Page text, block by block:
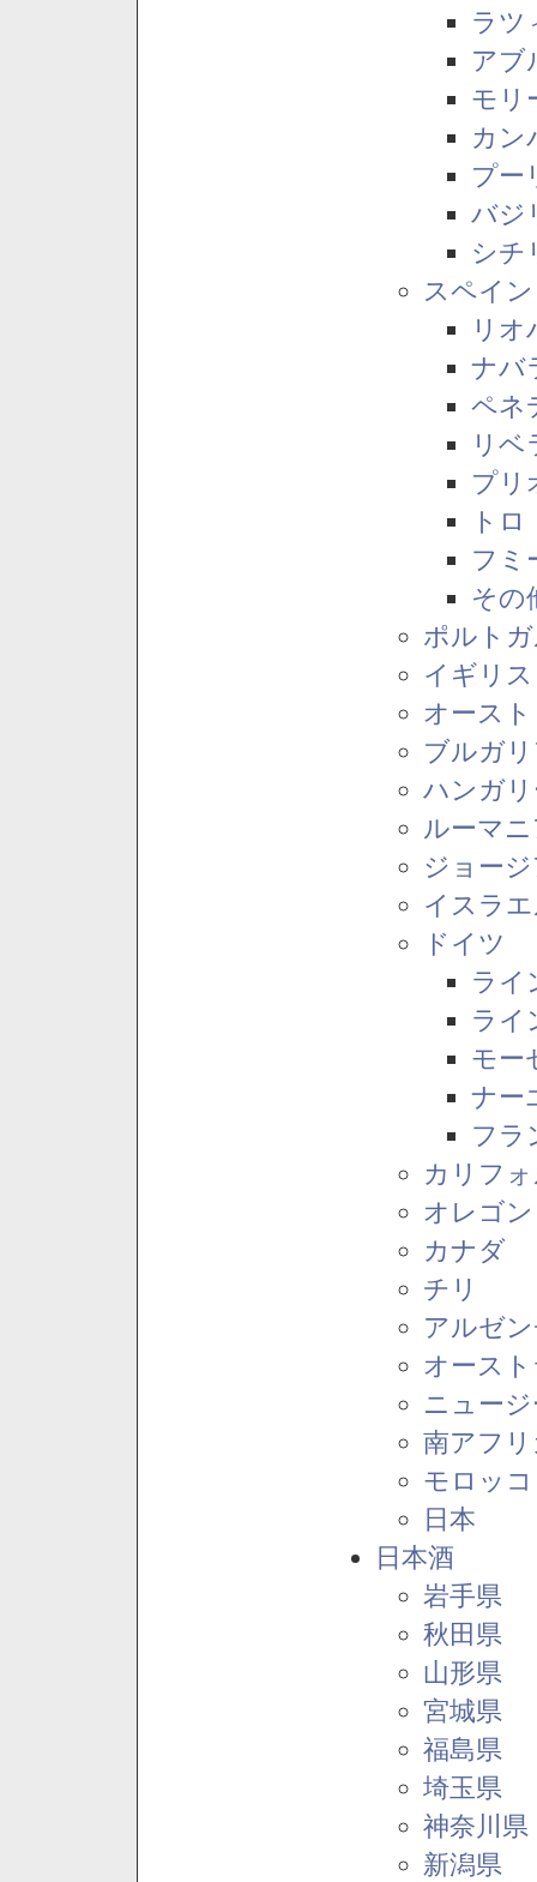
ラツ
アブ
モリ
カン
プー
バジ
シチ
スペイン
リオ
ナバ
ペネ
リベ
プリ
トロ
フミ
その
ポルト
イギリス
オース
ブルガ
ハンガ
ルーマ
ジョー
イスラ
ドイツ
ライ
ライ
モー
ナー
フラ
カリフ
オレゴ
カナダ
チリ
アルゼ
オース
ニュー
南アフ
モロッコ
日本
日本酒
岩手県
秋田県
山形県
宮城県
福島県
埼玉県
神奈川県
新潟県